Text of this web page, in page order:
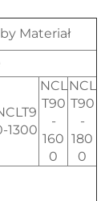
Materiał
1300
NCL
T90
-
160
0
NCL
T90
-
180
0